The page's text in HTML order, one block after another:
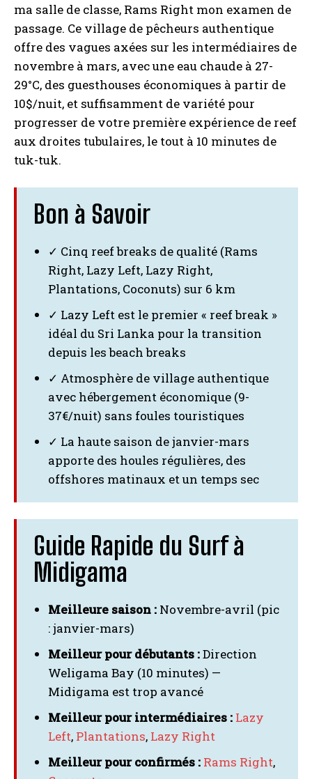
ma salle de classe, Rams Right mon examen de
passage. Ce village de pêcheurs authentique
offre des vagues axées sur les intermédiaires de
novembre à mars, avec une eau chaude à 27-
29°C, des guesthouses économiques à partir de
10$/nuit, et suffisamment de variété pour
progresser de votre première expérience de reef
aux droites tubulaires, le tout à 10 minutes de
tuk-tuk.
Bon à Savoir
✓ Cinq reef breaks de qualité (Rams
Right, Lazy Left, Lazy Right,
Plantations, Coconuts) sur 6 km
✓ Lazy Left est le premier « reef break »
idéal du Sri Lanka pour la transition
depuis les beach breaks
✓ Atmosphère de village authentique
avec hébergement économique (9-
37€/nuit) sans foules touristiques
✓ La haute saison de janvier-mars
apporte des houles régulières, des
offshores matinaux et un temps sec
Guide Rapide du Surf à
Midigama
Meilleure saison : Novembre-avril (pic
: janvier-mars)
Meilleur pour débutants :Direction
Weligama Bay (10 minutes) —
Midigama est trop avancé
Meilleur pour intermédiaires : Lazy
Left, Plantations, Lazy Right
Meilleur pour confirmés : Rams Right,